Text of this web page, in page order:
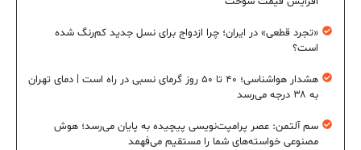
«تجرد قطعی» در ایران؛ چرا ازدواج برای نسل جدید کم‌رنگ شده
است؟
هشدار هواشناسی؛ ۴۰ تا ۵۰ روز گرمای نسبی در راه است | دمای تهران
به ۳۸ درجه می‌رسد
سم آلتمن: عصر پرامپت‌نویسی پیچیده به پایان می‌رسد؛ هوش
مصنوعی خواسته‌های شما را مستقیم می‌فهمد